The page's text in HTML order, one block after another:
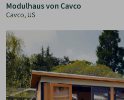
Modulhaus von Cavco
Cavco, US